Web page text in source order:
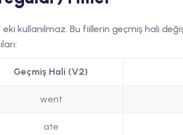
kullanılmaz. Bu fiillerin geçmiş hali
Geçmiş Hali (V2)
went
ate